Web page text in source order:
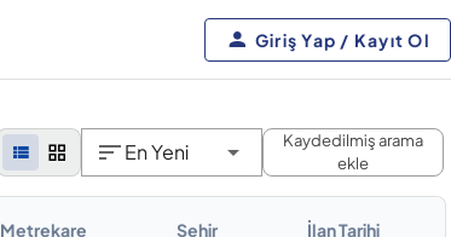
Giriş Yap / Kayıt Ol
En Yeni
Kaydedilmiş arama
ekle
Metrekare Şehir İlan Tarihi